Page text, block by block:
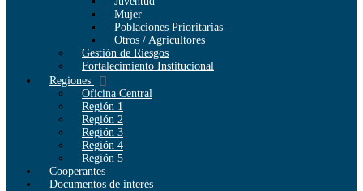
Mujer
Poblaciones Prioritarias
Otros / Agricultores
Gestión de Riesgos
Fortalecimiento Institucional
Regiones
Oficina Central
Región 1
Región 2
Región 3
Región 4
Región 5
Cooperantes
Documentos de interés